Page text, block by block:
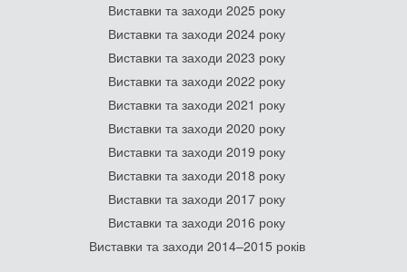
Виставки та заходи 2025 року
Виставки та заходи 2024 року
Виставки та заходи 2023 року
Виставки та заходи 2022 року
Виставки та заходи 2021 року
Виставки та заходи 2020 року
Виставки та заходи 2019 року
Виставки та заходи 2018 року
Виставки та заходи 2017 року
Виставки та заходи 2016 року
Виставки та заходи 2014–2015 років